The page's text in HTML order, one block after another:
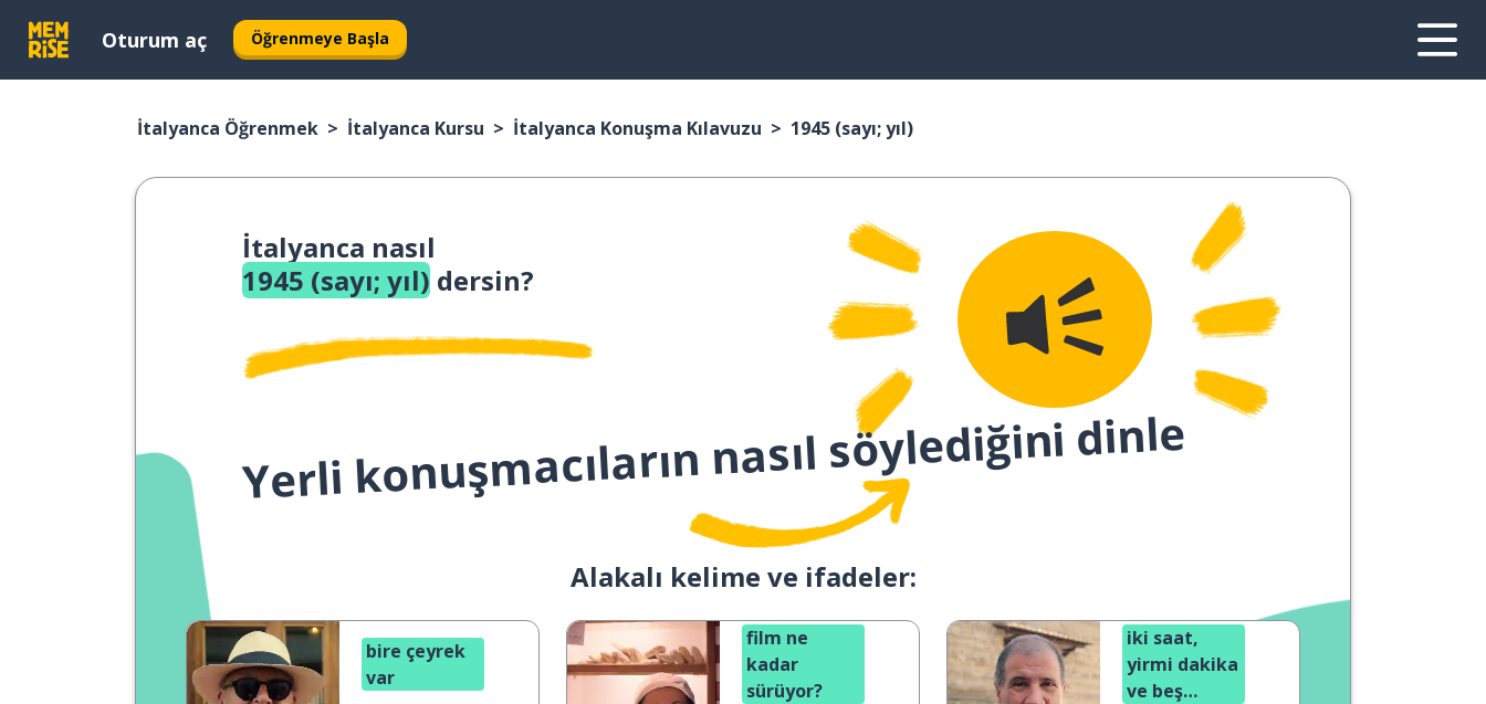
Oturum aç Öğrenmeye Başla
İtalyanca Öğrenmek İtalyanca Kursu İtalyanca Konuşma Kılavuzu 1945 (sayı; yıl)
İtalyanca nasıl
1945 (sayı; yıl) dersin?
Yerli konuşmacıların nasıl söylediğini dinle
Alakalı kelime ve ifadeler:
bire çeyrek
var
film ne
kadar
sürüyor?
iki saat,
yirmi dakika
ve beş